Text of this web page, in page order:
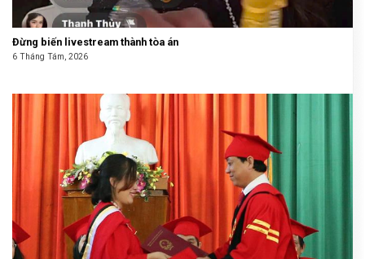
Đừng biến livestream thành tòa án
6 Tháng Tám, 2026